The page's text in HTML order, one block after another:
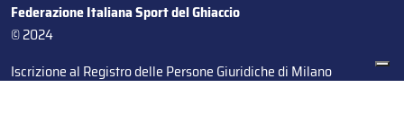
Federazione Italiana Sport del Ghiaccio
© 2024
Iscrizione al Registro delle Persone Giuridiche di Milano